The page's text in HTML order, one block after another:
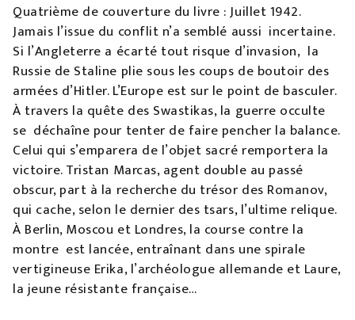
Quatrième de couverture du livre : Juillet 1942.
Jamais l’issue du conflit n’a semblé aussi incertaine.
Si l’Angleterre a écarté tout risque d’invasion, la
Russie de Staline plie sous les coups de boutoir des
armées d’Hitler. L’Europe est sur le point de basculer.
À travers la quête des Swastikas, la guerre occulte
se déchaîne pour tenter de faire pencher la balance.
Celui qui s’emparera de l’objet sacré remportera la
victoire. Tristan Marcas, agent double au passé
obscur, part à la recherche du trésor des Romanov,
qui cache, selon le dernier des tsars, l’ultime relique.
À Berlin, Moscou et Londres, la course contre la
montre est lancée, entraînant dans une spirale
vertigineuse Erika, l’archéologue allemande et Laure,
la jeune résistante française…